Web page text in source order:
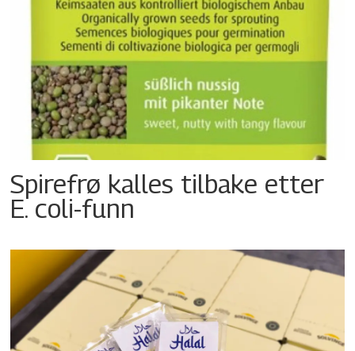
Spirefrø kalles tilbake etter
E. coli-funn